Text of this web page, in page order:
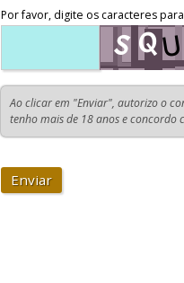
Por favor, digite os caracteres
Ao clicar em "Enviar", autorizo o
tenho mais de 18 anos e concordo
Enviar